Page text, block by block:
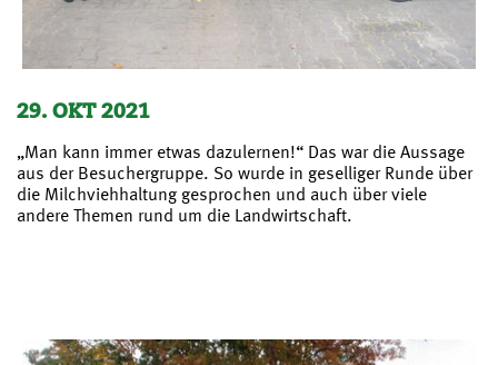
29. OKT 2021
„Man kann immer etwas dazulernen!“ Das war die Aussage
aus der Besuchergruppe. So wurde in geselliger Runde über
die Milchviehhaltung gesprochen und auch über viele
andere Themen rund um die Landwirtschaft.